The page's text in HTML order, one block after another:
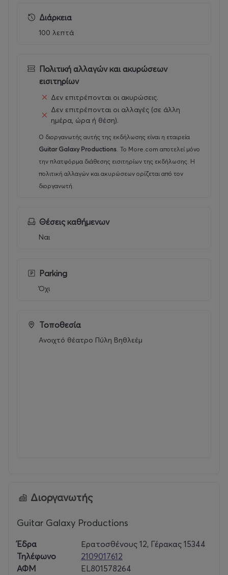
Διάρκεια
100 λεπτά
Πολιτική αλλαγών και ακυρώσεων
εισιτηρίων
Δεν επιτρέπονται οι ακυρώσεις.
Δεν επιτρέπονται οι αλλαγές (σε άλλη
ημέρα, ώρα ή θέση).
Ο διοργανωτής αυτής της εκδήλωσης είναι η εταιρεία
Guitar Galaxy Productions. Το More.com αποτελεί μόνο
την πλατφόρμα διάθεσης εισιτηρίων της εκδήλωσης. Η
πολιτική αλλαγών και ακυρώσεων ορίζεται από τον
διοργανωτή.
Θέσεις καθήμενων
Ναι
Parking
Όχι
Τοποθεσία
Ανοιχτό θέατρο Πύλη Βηθλεέμ
Διοργανωτής
Guitar Galaxy Productions
Έδρα
Ερατοσθένους 12, Γέρακας 15344
Τηλέφωνο
2109017612
ΑΦΜ
EL801578264